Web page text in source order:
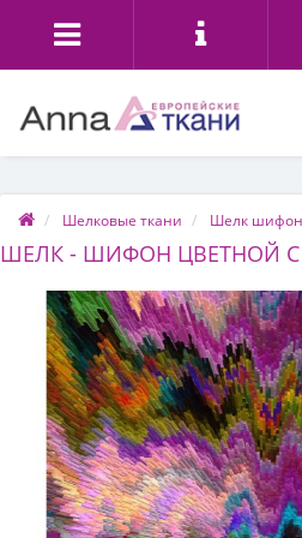
Шелковые ткани Шелк
ШЕЛК - ШИФОН ЦВЕТНОЙ